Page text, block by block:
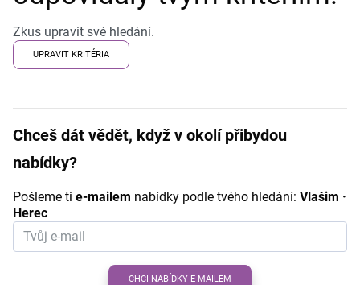
Zkus upravit své hledání.
UPRAVIT KRITÉRIA
Chceš dát vědět, když v okolí přibydou
nabídky?
Pošleme ti e-mailem nabídky podle tvého hledání: Vlašim ·
Herec
CHCI NABÍDKY E-MAILEM